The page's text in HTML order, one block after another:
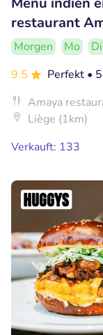
restaurant
Morgen Mo Di
9.5
Perfekt •
Amaya
Liège (1km)
Verkauft: 133